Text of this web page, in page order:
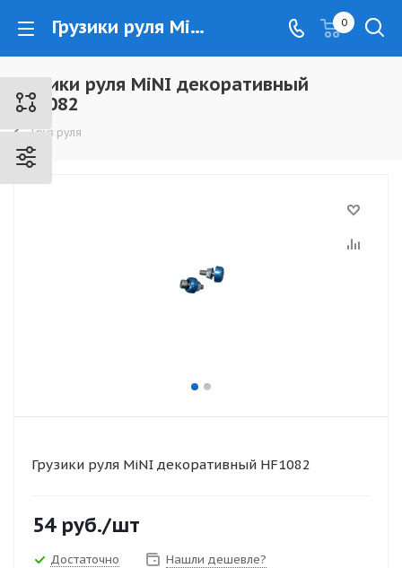
Грузики руля MiNI декоративный HF1082 - www.kovrovec.ru 0
Грузики руля MiNI декоративный
HF1082
Груз руля
Грузики руля MiNI декоративный HF1082
54руб./шт
Достаточно Нашли дешевле?